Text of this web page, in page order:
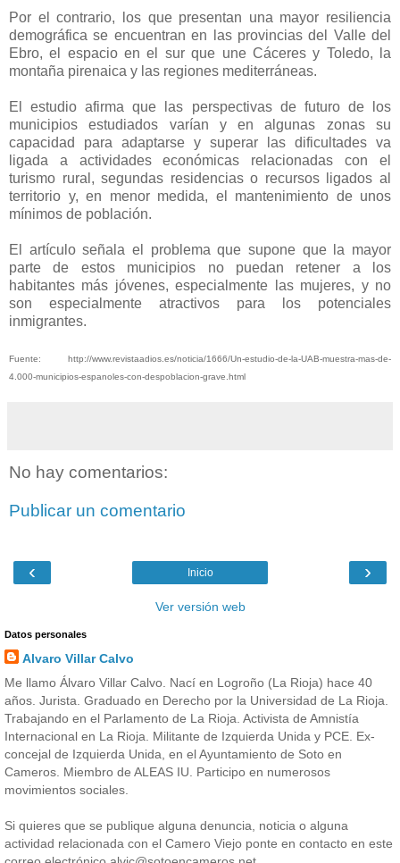
Por el contrario, los que presentan una mayor resiliencia
demográfica se encuentran en las provincias del Valle del
Ebro, el espacio en el sur que une Cáceres y Toledo, la
montaña pirenaica y las regiones mediterráneas.
El estudio afirma que las perspectivas de futuro de los
municipios estudiados varían y en algunas zonas su
capacidad para adaptarse y superar las dificultades va
ligada a actividades económicas relacionadas con el
turismo rural, segundas residencias o recursos ligados al
territorio y, en menor medida, el mantenimiento de unos
mínimos de población.
El artículo señala el problema que supone que la mayor
parte de estos municipios no puedan retener a los
habitantes más jóvenes, especialmente las mujeres, y no
son especialmente atractivos para los potenciales
inmigrantes.
Fuente: http://www.revistaadios.es/noticia/1666/Un-estudio-de-la-UAB-muestra-mas-de-
4.000-municipios-espanoles-con-despoblacion-grave.html
No hay comentarios:
Publicar un comentario
‹ ›
Inicio
Ver versión web
Datos personales
Alvaro Villar Calvo
Me llamo Álvaro Villar Calvo. Nací en Logroño (La Rioja) hace 40
años. Jurista. Graduado en Derecho por la Universidad de La Rioja.
Trabajando en el Parlamento de La Rioja. Activista de Amnistía
Internacional en La Rioja. Militante de Izquierda Unida y PCE. Ex-
concejal de Izquierda Unida, en el Ayuntamiento de Soto en
Cameros. Miembro de ALEAS IU. Participo en numerosos
movimientos sociales.
Si quieres que se publique alguna denuncia, noticia o alguna
actividad relacionada con el Camero Viejo ponte en contacto en este